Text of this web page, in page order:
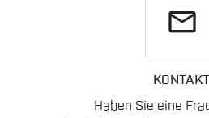
email
KONTAKT
Haben Sie eine